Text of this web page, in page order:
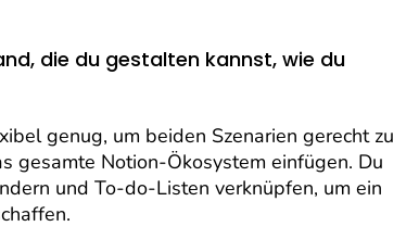
die du gestalten kannst, wie du
genug, um beiden Szenarien gerecht zu
gesamte Notion-Ökosystem einfügen. Du
und To-do-Listen verknüpfen, um ein